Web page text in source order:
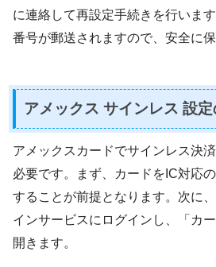
に連絡して再設定手続きを行いま
番号が郵送されますので、安全に保
アメックス サインレス 設
アメックスカードでサインレス決
必要です。まず、カードをIC対応
することが前提となります。次に
インサービスにログインし、「カ
開きます。